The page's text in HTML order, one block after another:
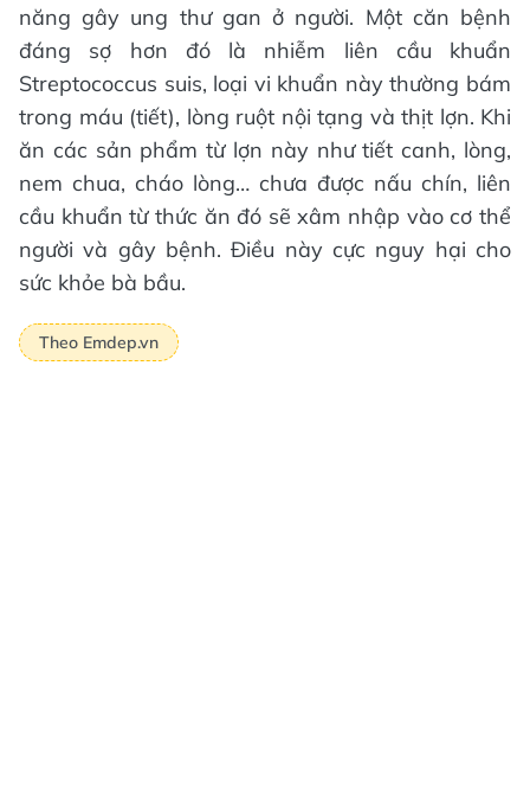
năng gây ung thư gan ở người. Một căn bệnh
đáng sợ hơn đó là nhiễm liên cầu khuẩn
Streptococcus suis, loại vi khuẩn này thường bám
trong máu (tiết), lòng ruột nội tạng và thịt lợn. Khi
ăn các sản phẩm từ lợn này như tiết canh, lòng,
nem chua, cháo lòng… chưa được nấu chín, liên
cầu khuẩn từ thức ăn đó sẽ xâm nhập vào cơ thể
người và gây bệnh. Điều này cực nguy hại cho
sức khỏe bà bầu.
Theo Emdep.vn